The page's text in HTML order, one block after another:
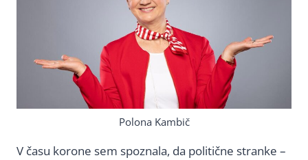
Polona Kambič
V času korone sem spoznala, da politične stranke –